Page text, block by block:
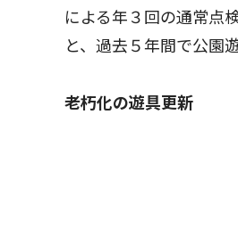
による年３回の通常点
と、過去５年間で公園
老朽化の遊具更新